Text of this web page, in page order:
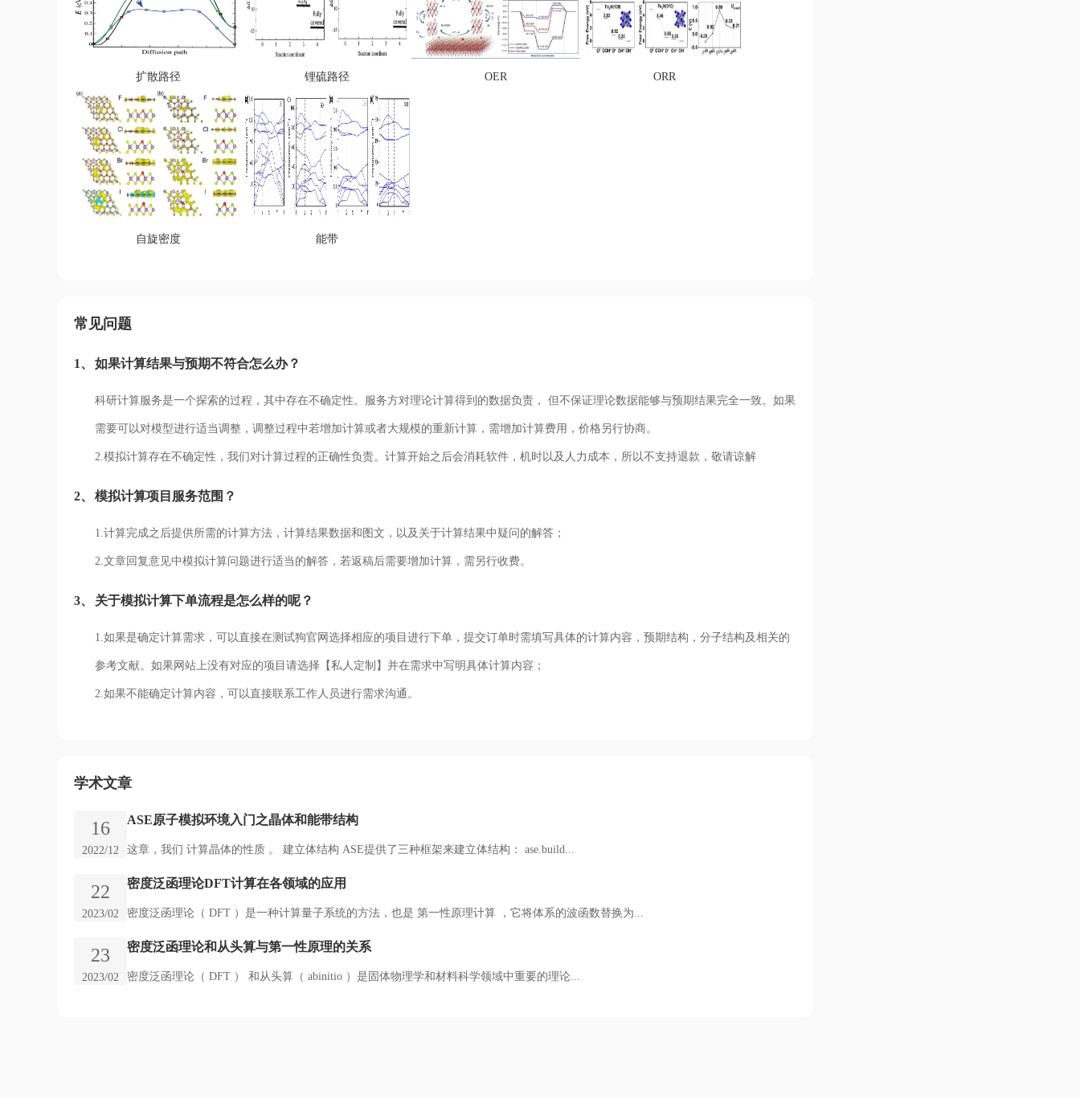
扩散路径 锂硫路径 OER ORR
自旋密度 能带
常见问题
1、 如果计算结果与预期不符合怎么办？
科研计算服务是一个探索的过程，其中存在不确定性。服务方对理论计算得到的数据负责， 但不保证理论数据能够与预期结果完全一致。如果
需要可以对模型进行适当调整，调整过程中若增加计算或者大规模的重新计算，需增加计算费用，价格另行协商。
2.模拟计算存在不确定性，我们对计算过程的正确性负责。计算开始之后会消耗软件，机时以及人力成本，所以不支持退款，敬请谅解
2、 模拟计算项目服务范围？
1.计算完成之后提供所需的计算方法，计算结果数据和图文，以及关于计算结果中疑问的解答；
2.文章回复意见中模拟计算问题进行适当的解答，若返稿后需要增加计算，需另行收费。
3、 关于模拟计算下单流程是怎么样的呢？
1.如果是确定计算需求，可以直接在测试狗官网选择相应的项目进行下单，提交订单时需填写具体的计算内容，预期结构，分子结构及相关的
参考文献。如果网站上没有对应的项目请选择【私人定制】并在需求中写明具体计算内容；
2.如果不能确定计算内容，可以直接联系工作人员进行需求沟通。
学术文章
16
2022/12
ASE原子模拟环境入门之晶体和能带结构
这章，我们 计算晶体的性质 。 建立体结构 ASE提供了三种框架来建立体结构： ase.build...
22
2023/02
密度泛函理论DFT计算在各领域的应用
密度泛函理论（ DFT ）是一种计算量子系统的方法，也是 第一性原理计算 ，它将体系的波函数替换为...
23
2023/02
密度泛函理论和从头算与第一性原理的关系
密度泛函理论（ DFT ） 和从头算（ abinitio ）是固体物理学和材料科学领域中重要的理论...